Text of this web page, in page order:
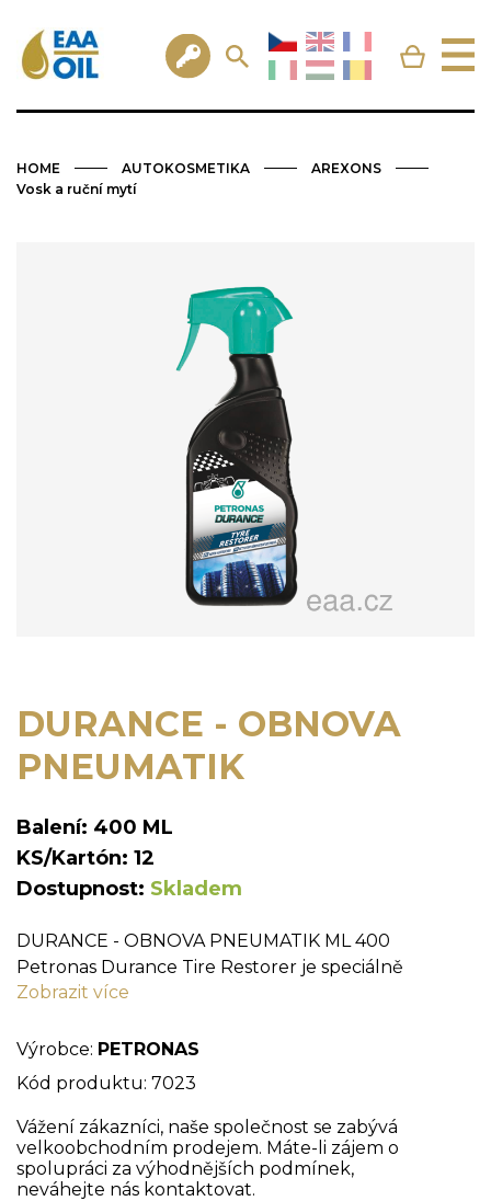
HOME AUTOKOSMETIKA
AREXONS
Vosk a ruční mytí
DURANCE - OBNOVA
PNEUMATIK
Balení: 400 ML
KS/Kartón: 12
Dostupnost: Skladem
Zobrazit více
DURANCE - OBNOVA PNEUMATIK ML 400
Petronas Durance Tire Restorer je speciálně
navržen tak, aby leštil, čistil, revitalizoval a chránil
Díky speciálnímu složení proti stárnutí jsou
pneumatiky pružné jako nové a brání tvrdnutí a
praskání sluncem.
Výrobce: PETRONAS
Kód produktu: 7023
Vážení zákazníci, naše společnost se zabývá
velkoobchodním prodejem. Máte-li zájem o
spolupráci za výhodnějších podmínek,
neváhejte nás kontaktovat.